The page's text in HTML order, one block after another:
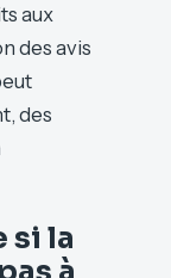
aux
des avis
des
si la